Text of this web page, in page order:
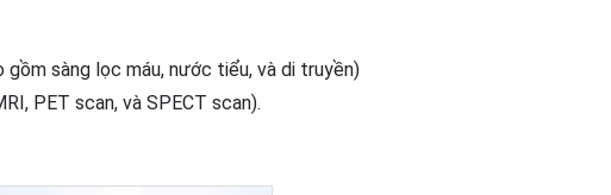
sàng lọc máu, nước tiểu, và di truyền)
PET scan, và SPECT scan).